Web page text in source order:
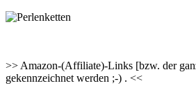
>> Amazon-(Affiliate)-Links [bzw. der
gekennzeichnet werden ;-) . <<